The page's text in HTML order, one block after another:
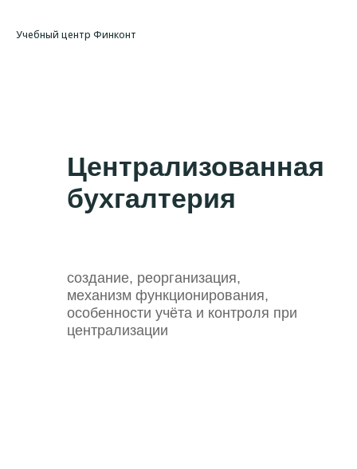
Учебный центр Финконт
Централизованная
бухгалтерия
создание, реорганизация,
механизм функционирования,
особенности учёта и контроля при
централизации